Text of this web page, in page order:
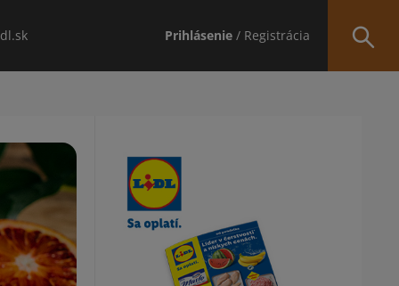
Prihlásenie / Registrácia
Obsah bočného panela